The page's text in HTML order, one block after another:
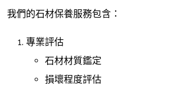
我們的石材保養服務包含：
專業評估
石材材質鑑定
損壞程度評估